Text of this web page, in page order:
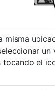
misma
un
tocando el